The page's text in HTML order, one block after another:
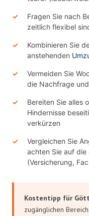
Fragen Sie nach
zeitlich flexibel
Kombinieren Sie
anstehenden
Vermeiden Sie
die Nachfrage
Bereiten Sie alles
Hindernisse
verkürzen
Vergleichen Sie
achten Sie auf die
(Versicherung,
Kostentipp für
zugänglichen